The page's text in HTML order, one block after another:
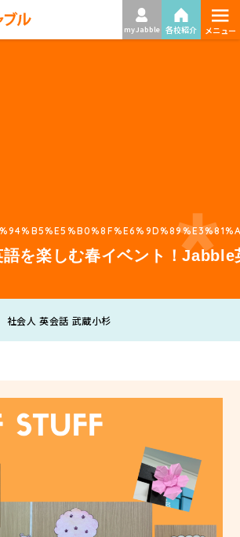
my Jabble 各校紹介 ≡
メニュー
を楽しむ春イベント！
社会人 英会話 武蔵小杉